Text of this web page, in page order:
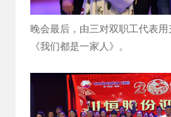
晚会最后，由三对双职工代表
《我们都是一家人》。